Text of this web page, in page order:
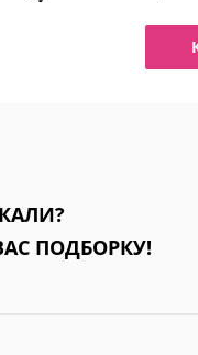
ПОДБОРКУ!